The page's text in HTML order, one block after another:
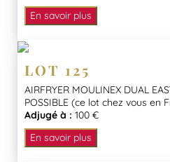
En savoir plus
LOT 125
AIRFRYER MOULINEX DUAL
POSSIBLE (ce lot chez vous en
Adjugé à : 100 €
En savoir plus